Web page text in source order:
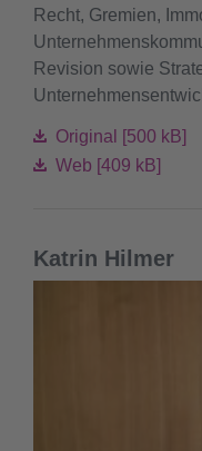
Recht, Gremien,
Revision sowie
Original [500 kB]
Web [409 kB]
Katrin Hilmer